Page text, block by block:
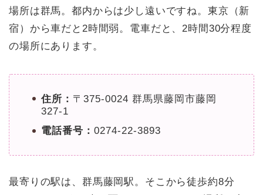
場所は群馬。都内からは少し遠いですね。東京（新
宿）から車だと2時間弱。電車だと、2時間30分程度
の場所にあります。
住所： 〒375-0024 群馬県藤岡市藤岡
327-1
電話番号： 0274-22-3893
最寄りの駅は、群馬藤岡駅。そこから徒歩約8分